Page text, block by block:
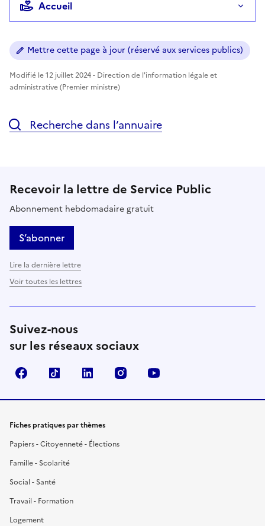
Accueil
Mettre cette page à jour (réservé aux services publics)
Modifié le 12 juillet 2024 - Direction de l'information légale et
administrative (Premier ministre)
Recherche dans l’annuaire
Recevoir la lettre de Service Public
Abonnement hebdomadaire gratuit
S’abonner
Lire la dernière lettre
Voir toutes les lettres
Suivez-nous
sur les réseaux sociaux
FacebookTikTok LinkedIn Instagram
Fiches pratiques par thèmes
Papiers - Citoyenneté - Élections
Famille - Scolarité
Social - Santé
Travail - Formation
Logement